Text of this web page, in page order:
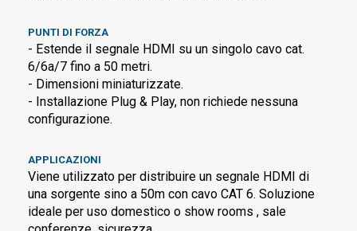
PUNTI DI FORZA
- Estende il segnale HDMI su un singolo cavo cat.
6/6a/7 fino a 50 metri.
- Dimensioni miniaturizzate.
- Installazione Plug & Play, non richiede nessuna
configurazione.
APPLICAZIONI
Viene utilizzato per distribuire un segnale HDMI di
una sorgente sino a 50m con cavo CAT 6. Soluzione
ideale per uso domestico o show rooms , sale